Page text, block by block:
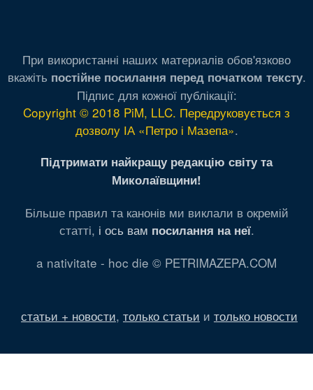
При використанні наших материалів обов'язково
вкажіть постійне посилання перед початком тексту.
Підпис для кожної публікації:
Copyright © 2018 PiM, LLC. Передруковується з
дозволу ІА «Петро і Мазепа».
Підтримати найкращу редакцію світу та
Миколаївщини!
Більше правил та канонів ми виклали в окремій
статті, і ось вам посилання на неї.
a nativitate - hoc die © PETRIMAZEPA.COM
статьи + новости, только статьи и только новости